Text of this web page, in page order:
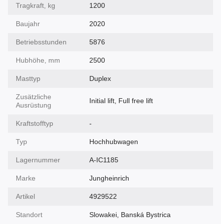
Tragkraft, kg 1200
Baujahr 2020
Betriebsstunden 5876
Hubhöhe, mm 2500
Masttyp Duplex
Zusätzliche
Ausrüstung
Initial lift, Full free lift
Kraftstofftyp -
Typ Hochhubwagen
Lagernummer A-IC1185
Marke Jungheinrich
Artikel 4929522
Standort Slowakei, Banská Bystrica